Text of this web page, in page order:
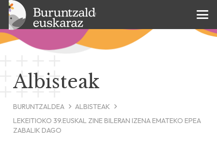
Albisteak
BURUNTZALDEA
ALBISTEAK
LEKEITIOKO 39.EUSKAL ZINE BILERAN IZENA EMATEKO EPEA
ZABALIK DAGO